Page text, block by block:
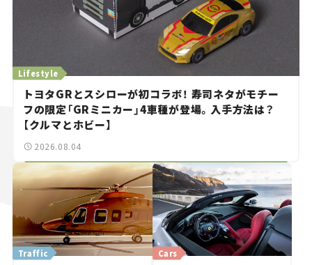
Lifestyle
トヨタGRとスシローが初コラボ！ 寿司ネタがモチー
フの限定「GRミニカー」4車種が登場。入手方法は？
【クルマとホビー】
2026.08.04
Traffic Cars